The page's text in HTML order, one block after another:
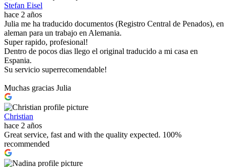
Stefan Eisel
hace 2 años
Julia me ha traducido documentos (Registro Central de Penados), en
aleman para un trabajo en Alemania.
Super rapido, profesional!
Dentro de pocos dias llego el original traducido a mi casa en
Espania.
Su servicio superrecomendable!
Muchas gracias Julia
Christian
hace 2 años
Great service, fast and with the quality expected. 100%
recommended